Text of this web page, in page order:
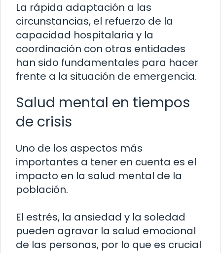
La rápida adaptación a las
circunstancias, el refuerzo de la
capacidad hospitalaria y la
coordinación con otras entidades
han sido fundamentales para hacer
frente a la situación de emergencia.
Salud mental en tiempos
de crisis
Uno de los aspectos más
importantes a tener en cuenta es el
impacto en la salud mental de la
población.
El estrés, la ansiedad y la soledad
pueden agravar la salud emocional
de las personas, por lo que es crucial